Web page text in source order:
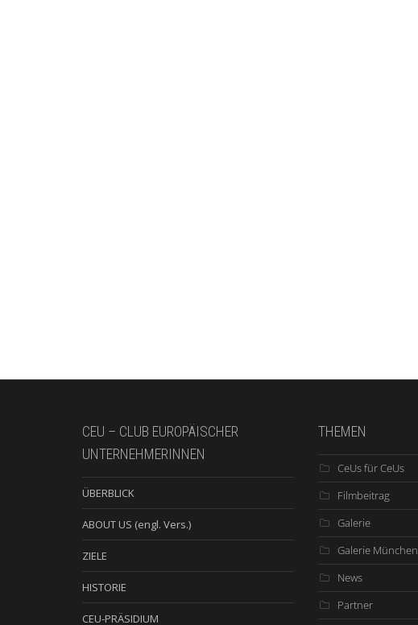
CEU – CLUB EUROPÄISCHER
UNTERNEHMERINNEN
ÜBERBLICK
ABOUT US (engl. Vers.)
ZIELE
HISTORIE
CEU-PRÄSIDIUM
THEMEN
CeUs für CeUs
Filmbeitrag
Galerie
Galerie München
News
Partner